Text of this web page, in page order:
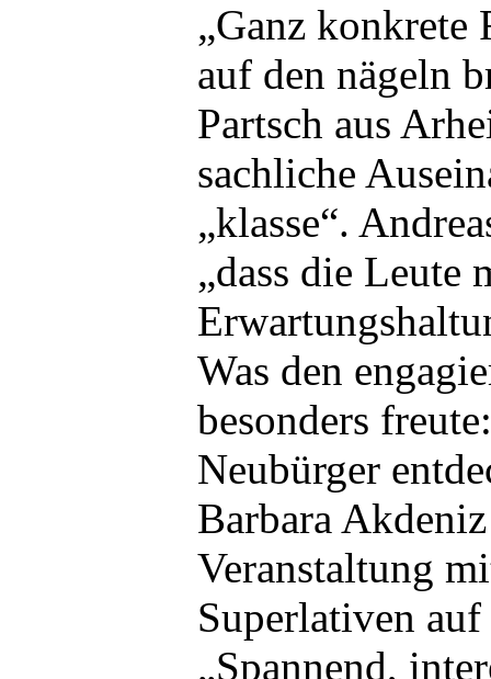
„Ganz konkrete
auf den nägeln
Partsch aus
sachliche
„klasse“.
„dass die Leute
Was den
besonders
Neubürger
Barbara
Veranstaltung
Superlativen
„Spannend,